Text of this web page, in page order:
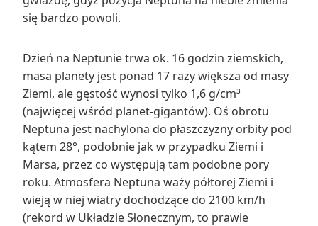
się bardzo powoli.
Dzień na Neptunie trwa ok. 16 godzin ziemskich,
masa planety jest ponad 17 razy większa od masy
Ziemi, ale gęstość wynosi tylko 1,6 g/cm³
(najwięcej wśród planet-gigantów). Oś obrotu
Neptuna jest nachylona do płaszczyzny orbity pod
kątem 28°, podobnie jak w przypadku Ziemi i
Marsa, przez co występują tam podobne pory
roku. Atmosfera Neptuna waży półtorej Ziemi i
wieją w niej wiatry dochodzące do 2100 km/h
(rekord w Układzie Słonecznym, to prawie